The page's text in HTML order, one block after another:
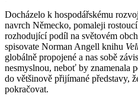
Docházelo k hospodářskému
navrch Německo, pomaleji
rozhodující podíl na světovém
spisovate Norman Angell knihu
globálně propojené a nas sobě
nesmyslnou, neboť by znamenala
do většinově přijímané představy,
pokračovat.